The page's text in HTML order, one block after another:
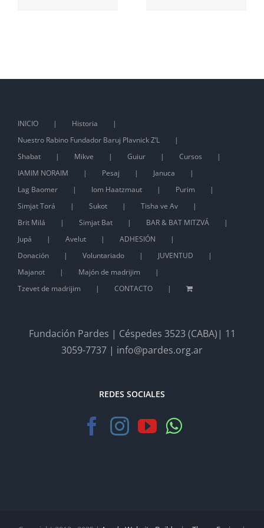
INICIO
Historia
Nuestro Rabino Fundador Baruj Plavnick Z’L
Shabat
Mikve Guiur
Cursos
IAMIM NORAIM
Pesaj
Januca
Lag Baomer
Iom Haatzmaut
Purim
Simjat Torá
Sukot
Tisha ve Av
Brit Milá
Simjat Bat
BAR & BAT MITZVÁ
Jupá
Avelut
ADHESIÓN
Donación
Voluntariado
JUVENTUD
Majanot
Majón de madrijim
Tzevet de madrijim
CONTACTO
Fundación Pardes | Céspedes 3523 (CABA)| 11
3059-7737 | info@pardes.org.ar
REDES SOCIALES